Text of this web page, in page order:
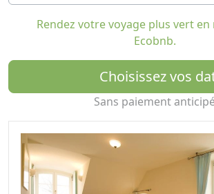
Rendez votre voyage plus vert en
Ecobnb.
Choisissez vos
Sans paiement anticipé